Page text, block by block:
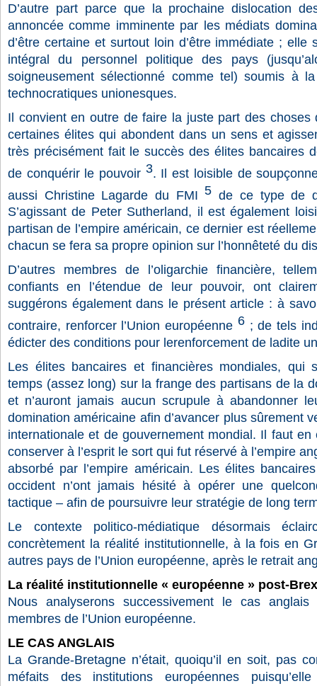
D’autre part parce que la prochaine dislocation
annoncée comme imminente par les médiats
d’être certaine et surtout loin d’être immédiate ; elle
intégral du personnel politique des pays
soigneusement sélectionné comme tel) soumis à
technocratiques unionesques.
Il convient en outre de faire la juste part des choses
certaines élites qui abondent dans un sens et
très précisément fait le succès des élites bancaires
de conquérir le pouvoir 3. Il est loisible de
aussi Christine Lagarde du FMI5 de ce type de
S’agissant de Peter Sutherland, il est également
partisan de l’empire américain, ce dernier est
chacun se fera sa propre opinion sur l’honnêteté du
D’autres membres de l’oligarchie financière,
confiants en l’étendue de leur pouvoir, ont
suggérons également dans le présent article : à
contraire, renforcer l’Union européenne 6; de tels
édicter des conditions pour lerenforcement de ladite
Les élites bancaires et financières mondiales, qui
temps (assez long) sur la frange des partisans de la
et n’auront jamais aucun scrupule à abandonner
domination américaine afin d’avancer plus sûrement
internationale et de gouvernement mondial. Il faut en
conserver à l’esprit le sort qui fut réservé à l’empire
absorbé par l’empire américain. Les élites
occident n’ont jamais hésité à opérer une
tactique – afin de poursuivre leur stratégie de long
Le contexte politico-médiatique désormais
concrètement la réalité institutionnelle, à la fois en
autres pays de l’Union européenne, après le retrait
La réalité institutionnelle « européenne » post-
Nous analyserons successivement le cas
membres de l’Union européenne.
LE CAS ANGLAIS
La Grande-Bretagne n’était, quoiqu’il en soit, pas
méfaits des institutions européennes